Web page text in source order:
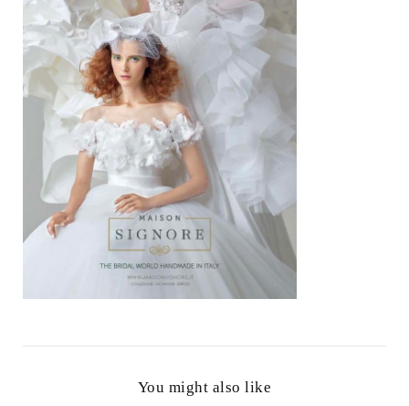
You might also like